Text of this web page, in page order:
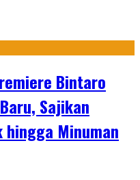
Bintaro
Sajikan
hingga Minuman